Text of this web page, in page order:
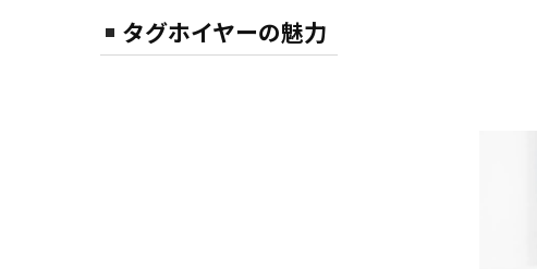
タグホイヤーの魅力